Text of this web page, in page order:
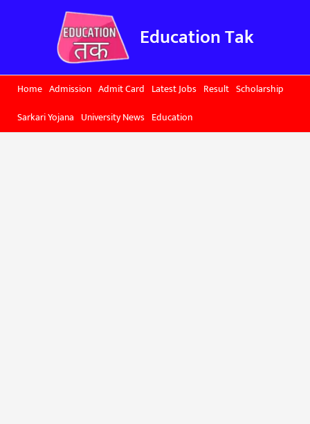
Education Tak
Home Admission Admit Card Latest Jobs Result Scholarship
Sarkari Yojana University News Education